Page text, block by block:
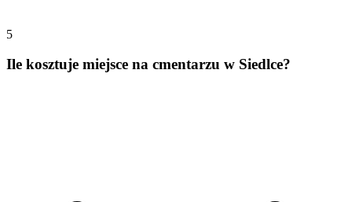
5
Ile kosztuje miejsce na cmentarzu w Siedlce?